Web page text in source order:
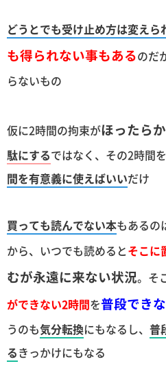
どうとでも受け止め方は変えら
も得られない事もあるのだ
らないもの
仮に2時間の拘束がほったら
駄にするではなく、その2時間
間を有意義に使えばいいだけ
買っても読んでない本もあるの
から、いつでも読めるとそこに
むが永遠に来ない状況。そ
ができない2時間を普段でき
うのも気分転換にもなるし、 普
るきっかけにもなる